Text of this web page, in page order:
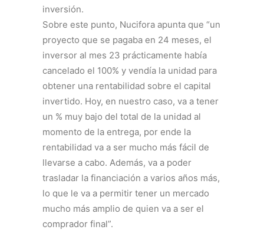
inversión.
Sobre este punto, Nucifora apunta que “un
proyecto que se pagaba en 24 meses, el
inversor al mes 23 prácticamente había
cancelado el 100% y vendía la unidad para
obtener una rentabilidad sobre el capital
invertido. Hoy, en nuestro caso, va a tener
un % muy bajo del total de la unidad al
momento de la entrega, por ende la
rentabilidad va a ser mucho más fácil de
llevarse a cabo. Además, va a poder
trasladar la financiación a varios años más,
lo que le va a permitir tener un mercado
mucho más amplio de quien va a ser el
comprador final”.